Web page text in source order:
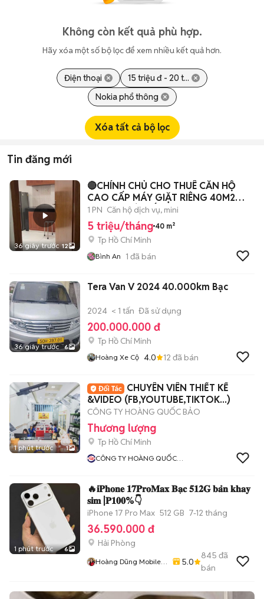
Không còn kết quả phù hợp.
Hãy xóa một số bộ lọc để xem nhiều kết quả hơn.
Điện thoại
15 triệu đ - 20 t...
Nokia phổ thông
Xóa tất cả bộ lọc
Tin đăng mới
36 giây trước 12
🔴CHÍNH CHỦ CHO THUÊ CĂN HỘ
CAO CẤP MÁY GIẶT RIÊNG 40M2
FULL NT GÒ VẤP🔴
1 PN Căn hộ dịch vụ, mini
5 triệu/tháng 40 m²
Tp Hồ Chí Minh
Bình An 1 đã bán
36 giây trước 6
Tera Van V 2024 40.000km Bạc
2024 < 1 tấn Đã sử dụng
200.000.000 đ
Tp Hồ Chí Minh
Hoàng Xe Cộ 4.0 12 đã bán
1 phút trước 1
CHUYÊN VIÊN THIẾT KẾ
&VIDEO (FB,YOUTUBE,TIKTOK...)
CÔNG TY HOÀNG QUỐC BẢO
Thương lượng
Tp Hồ Chí Minh
CÔNG TY HOÀNG QUỐC
1 phút trước 6
🔥𝐢𝐏𝐡𝐨𝐧𝐞 𝟏𝟕𝐏𝐫𝐨𝐌𝐚𝐱 𝐁𝐚̣𝐜 𝟓𝟏𝟐𝐆 𝐛𝐚̉𝐧 𝐤𝐡𝐚𝐲
𝐬𝐢𝐦 |𝐏𝟏𝟎𝟎%👇
iPhone 17 Pro Max 512 GB 7-12 tháng
36.590.000 đ
Hải Phòng
Hoàng Dũng Mobile
5.0
845 đã
bán